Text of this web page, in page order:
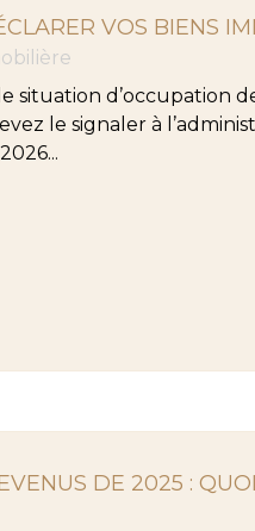
VOS BIENS
situation d’occupation
le signaler à
DE 2025 :